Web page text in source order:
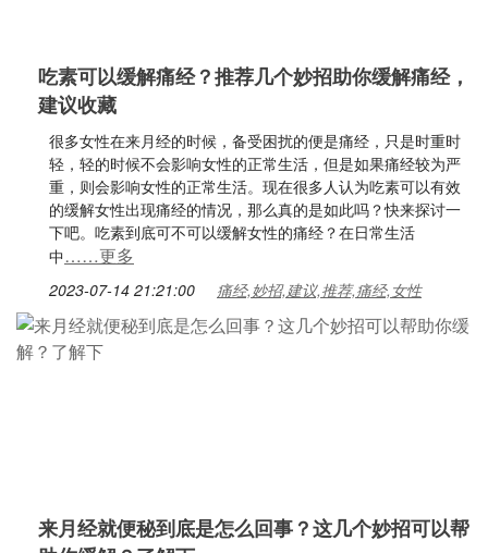
吃素可以缓解痛经？推荐几个妙招助你缓解痛经，
建议收藏
很多女性在来月经的时候，备受困扰的便是痛经，只是时重时
轻，轻的时候不会影响女性的正常生活，但是如果痛经较为严
重，则会影响女性的正常生活。现在很多人认为吃素可以有效
的缓解女性出现痛经的情况，那么真的是如此吗？快来探讨一
下吧。吃素到底可不可以缓解女性的痛经？在日常生活
中……更多
2023-07-14 21:21:00 痛经,妙招,建议,推荐,痛经,女性
来月经就便秘到底是怎么回事？这几个妙招可以帮